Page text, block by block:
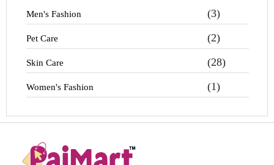
Men's Fashion (3)
Pet Care (2)
Skin Care (28)
Women's Fashion (1)